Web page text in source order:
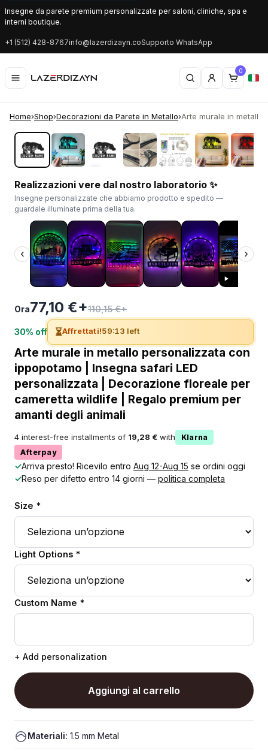
Insegne da parete premium personalizzate per saloni, cliniche, spa e
interni boutique.
+1 (512) 428-8767info@lazerdizayn.coSupporto WhatsApp
0
Home›Shop›Decorazioni da Parete in Metallo›Arte murale in metallo
‹ ›
Realizzazioni vere dal nostro laboratorio ✨
Insegne personalizzate che abbiamo prodotto e spedito —
guardale illuminate prima della tua.
‹ ›
Ora77,10 €+110,15 €+
30% off ⏳Affrettati!59:13 left
Arte murale in metallo personalizzata con
ippopotamo | Insegna safari LED
personalizzata | Decorazione floreale per
cameretta wildlife | Regalo premium per
amanti degli animali
4 interest-free installments of 19,28 € with
Klarna
Afterpay
✓Arriva presto! Ricevilo entro Aug 12-Aug 15 se ordini oggi
✓Reso per difetto entro 14 giorni — politica completa
Size *
Light Options *
Custom Name *
+ Add personalization
Aggiungi al carrello
Materiali: 1.5 mm Metal